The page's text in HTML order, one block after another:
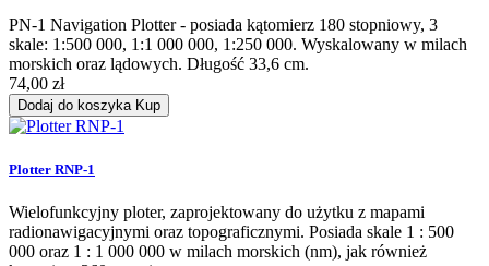
PN-1 Navigation Plotter - posiada kątomierz 180 stopniowy, 3
skale: 1:500 000, 1:1 000 000, 1:250 000. Wyskalowany w milach
morskich oraz lądowych. Długość 33,6 cm.
74,00 zł
Dodaj do koszyka Kup
Plotter RNP-1
Wielofunkcyjny ploter, zaprojektowany do użytku z mapami
radionawigacyjnymi oraz topograficznymi. Posiada skale 1 : 500
000 oraz 1 : 1 000 000 w milach morskich (nm), jak również